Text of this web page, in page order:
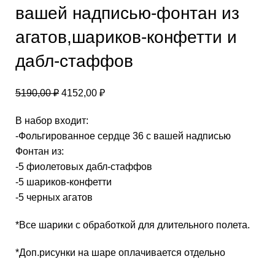
вашей надписью-фонтан из
агатов,шариков-конфетти и
дабл-стаффов
5190,00₽ 4152,00 ₽
В набор входит:
-Фольгированное сердце 36 с вашей надписью
Фонтан из:
-5 фиолетовых дабл-стаффов
-5 шариков-конфетти
-5 черных агатов
*Все шарики с обработкой для длительного полета.
*Доп.рисунки на шаре оплачивается отдельно